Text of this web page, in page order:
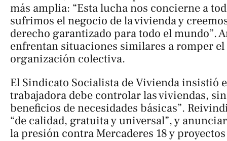
más amplia: “Esta lucha nos concierne a
sufrimos el negocio de la vivienda y
derecho garantizado para todo el mundo”.
enfrentan situaciones similares a romper
organización colectiva.
El Sindicato Socialista de Vivienda insistió
trabajadora debe controlar las viviendas,
beneficios de necesidades básicas”.
“de calidad, gratuita y universal”, y
la presión contra Mercaderes 18 y